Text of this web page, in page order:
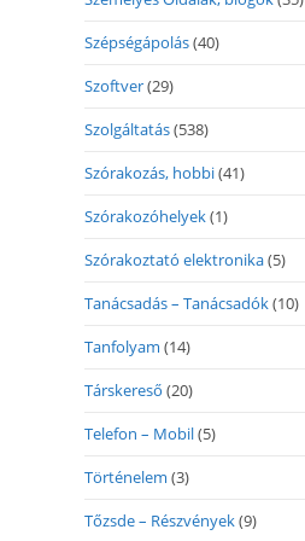
Szépségápolás(40)
Szoftver(29)
Szolgáltatás(538)
Szórakozás, hobbi(41)
Szórakozóhelyek(1)
Szórakoztató elektronika(5)
Tanácsadás – Tanácsadók(10)
Tanfolyam (14)
Társkereső (20)
Telefon – Mobil(5)
Történelem (3)
Tőzsde – Részvények(9)